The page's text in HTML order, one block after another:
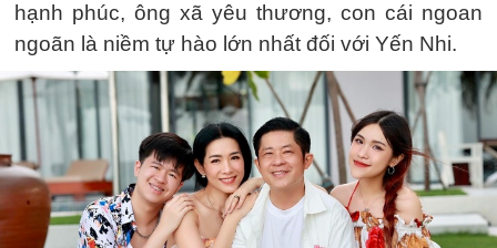
hạnh phúc, ông xã yêu thương, con cái ngoan
ngoãn là niềm tự hào lớn nhất đối với Yến Nhi.